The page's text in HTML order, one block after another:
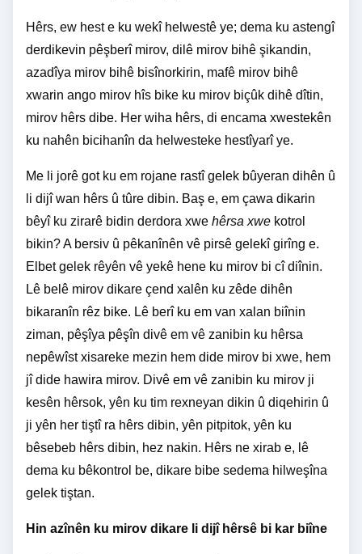
Hêrs, ew hest e ku wekî helwestê ye; dema ku astengî
derdikevin pêşberî mirov, dilê mirov bihê şikandin,
azadîya mirov bihê bisînorkirin, mafê mirov bihê
xwarin ango mirov hîs bike ku mirov biçûk dihê dîtin,
mirov hêrs dibe. Her wiha hêrs, di encama xwestekên
ku nahên bicihanîn da helwesteke hestîyarî ye.
Me li jorê got ku em rojane rastî gelek bûyeran dihên û
li dijî wan hêrs û tûre dibin. Baş e, em çawa dikarin
bêyî ku zirarê bidin derdora xwe hêrsa xwe kotrol
bikin? A bersiv û pêkanînên vê pirsê gelekî girîng e.
Elbet gelek rêyên vê yekê hene ku mirov bi cî diînin.
Lê belê mirov dikare çend xalên ku zêde dihên
bikaranîn rêz bike. Lê berî ku em van xalan biînin
ziman, pêşîya pêşîn divê em vê zanibin ku hêrsa
nepêwîst xisareke mezin hem dide mirov bi xwe, hem
jî dide hawira mirov. Divê em vê zanibin ku mirov ji
kesên hêrsok, yên ku tim rexneyan dikin û diqehirin û
ji yên her tiştî ra hêrs dibin, yên pitpitok, yên ku
bêsebeb hêrs dibin, hez nakin. Hêrs ne xirab e, lê
dema ku bêkontrol be, dikare bibe sedema hilweşîna
gelek tiştan.
Hin azînên ku mirov dikare li dijî hêrsê bi kar biîne